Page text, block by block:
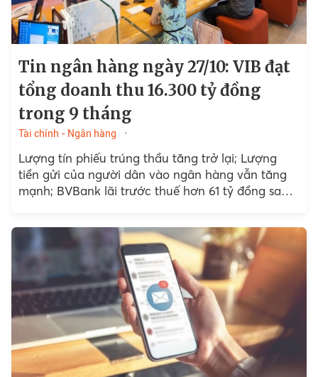
Tin ngân hàng ngày 27/10: VIB đạt
tổng doanh thu 16.300 tỷ đồng
trong 9 tháng
Tài chính - Ngân hàng
Lượng tín phiếu trúng thầu tăng trở lại; Lượng
tiền gửi của người dân vào ngân hàng vẫn tăng
mạnh; BVBank lãi trước thuế hơn 61 tỷ đồng sau 9